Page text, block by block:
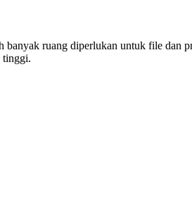
ruang diperlukan untuk file dan
tinggi.